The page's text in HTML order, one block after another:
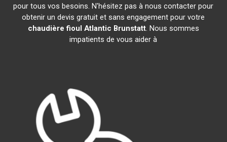
pour tous vos besoins. N'hésitez pas à nous contacter pour
obtenir un devis gratuit et sans engagement pour votre
chaudière fioul Atlantic Brunstatt. Nous sommes
impatients de vous aider à